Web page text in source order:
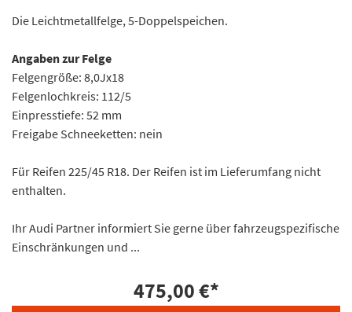
Die Leichtmetallfelge, 5-Doppelspeichen.
Angaben zur Felge
Felgengröße: 8,0Jx18
Felgenlochkreis: 112/5
Einpresstiefe: 52 mm
Freigabe Schneeketten: nein
Für Reifen 225/45 R18. Der Reifen ist im Lieferumfang nicht
enthalten.
Ihr Audi Partner informiert Sie gerne über fahrzeugspezifische
Einschränkungen und ...
475,00 €*